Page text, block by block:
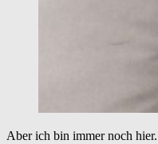
Aber ich bin immer noch hier.